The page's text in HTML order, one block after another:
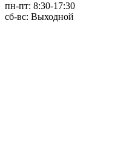
пн-пт: 8:30-17:30
сб-вс: Выходной